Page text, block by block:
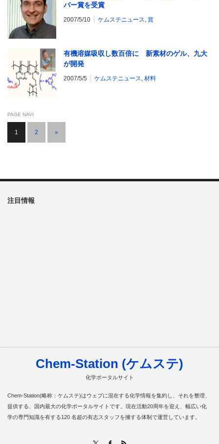
バー賞を受賞
2007/5/10 ケムステニュース 賞
有機溶媒吸収し数百倍に 新素材のゲル、九大
が開発
2007/5/5 ケムステニュース 材料
PAGE NAVI
1 2 »
注目情報
Chem-Station (ケムステ)
化学ポータルサイト
Chem-Station(略称：ケムステ)はウェブに混在する化学情報を集約し、それを整理、
提供する、国内最大の化学ポータルサイトです。現在活動20周年を迎え、幅広い化
学の専門知識を有する120 名超の有志スタッフを擁する体制で運営しています。
Facebook